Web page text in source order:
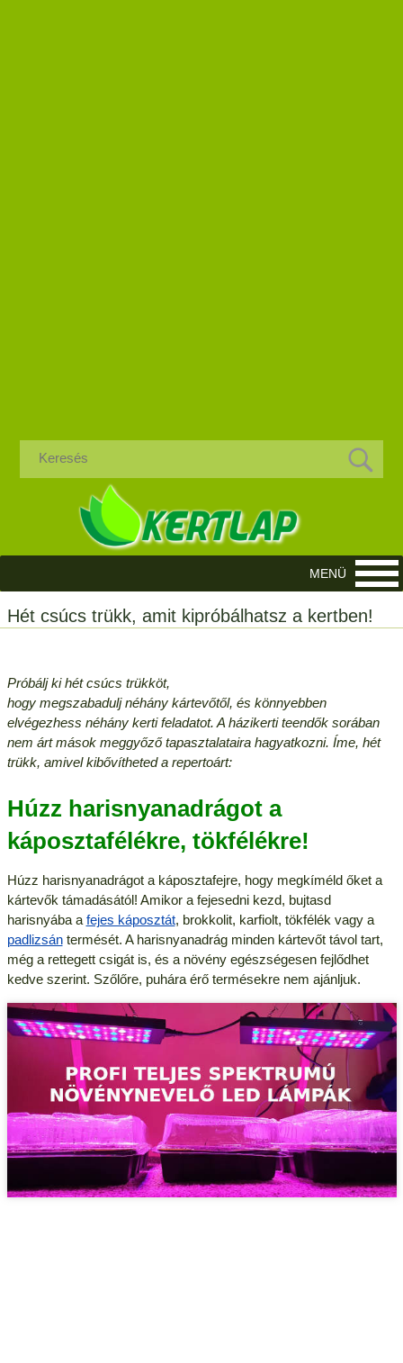
Hét csúcs trükk, amit kipróbálhatsz a kertben!
Próbálj ki hét csúcs trükköt,
hogy megszabadulj néhány kártevőtől, és könnyebben
elvégezhess néhány kerti feladatot. A házikerti teendők sorában
nem árt mások meggyőző tapasztalataira hagyatkozni. Íme, hét
trükk, amivel kibővítheted a repertoárt:
Húzz harisnyanadrágot a
káposztafélékre, tökfélékre!
Húzz harisnyanadrágot a káposztafejre, hogy megkíméld őket a
kártevők támadásától! Amikor a fejesedni kezd, bujtasd
harisnyába a fejes káposztát, brokkolit, karfiolt, tökfélék vagy a
padlizsántermését. A harisnyanadrág minden kártevőt távol tart,
még a rettegett csigát is, és a növény egészségesen fejlődhet
kedve szerint. Szőlőre, puhára érő termésekre nem ajánljuk.